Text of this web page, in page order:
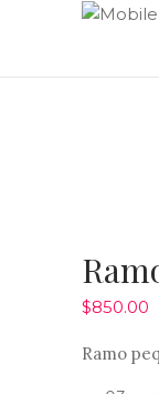
$850.00
Ramo